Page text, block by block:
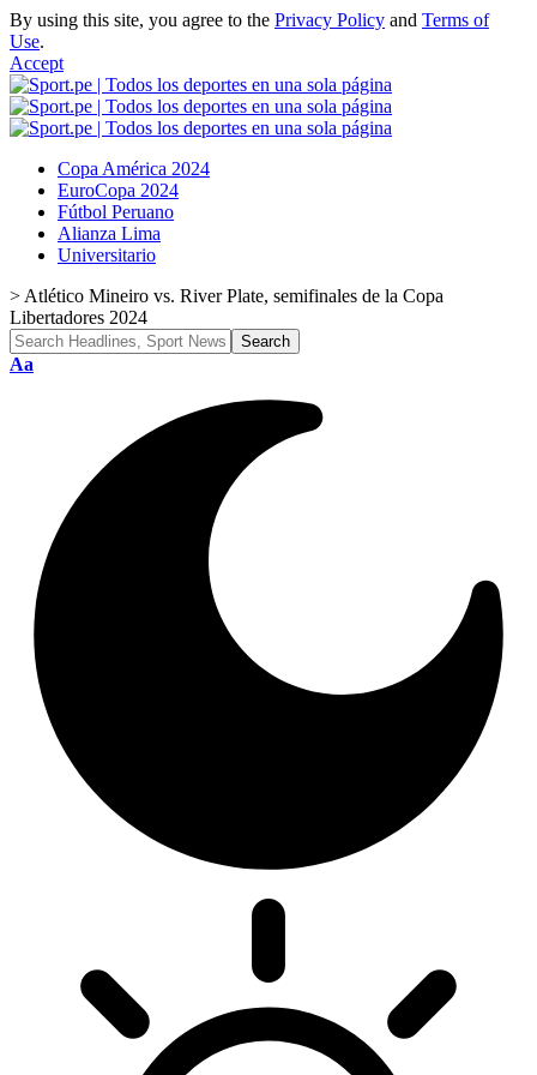
By using this site, you agree to the Privacy Policy and Terms of
Use.
Accept
Copa América 2024
EuroCopa 2024
Fútbol Peruano
Alianza Lima
Universitario
> Atlético Mineiro vs. River Plate, semifinales de la Copa
Libertadores 2024
Font
Aa